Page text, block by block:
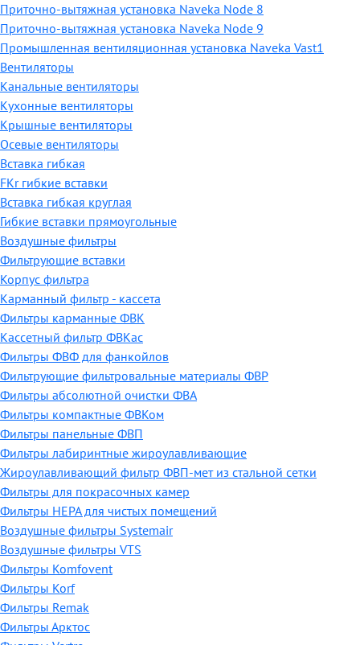
Приточно-вытяжная установка Naveka Node 8
Приточно-вытяжная установка Naveka Node 9
Промышленная вентиляционная установка Naveka Vast1
Вентиляторы
Канальные вентиляторы
Кухонные вентиляторы
Крышные вентиляторы
Осевые вентиляторы
Вставка гибкая
FKr гибкие вставки
Вставка гибкая круглая
Гибкие вставки прямоугольные
Воздушные фильтры
Фильтрующие вставки
Корпус фильтра
Карманный фильтр - кассета
Фильтры карманные ФВК
Кассетный фильтр ФВКас
Фильтры ФВФ для фанкойлов
Фильтрующие фильтровальные материалы ФВР
Фильтры абсолютной очистки ФВА
Фильтры компактные ФВКом
Фильтры панельные ФВП
Фильтры лабиринтные жироулавливающие
Жироулавливающий фильтр ФВП-мет из стальной сетки
Фильтры для покрасочных камер
Фильтры HEPA для чистых помещений
Воздушные фильтры Systemair
Воздушные фильтры VTS
Фильтры Komfovent
Фильтры Korf
Фильтры Remak
Фильтры Арктос